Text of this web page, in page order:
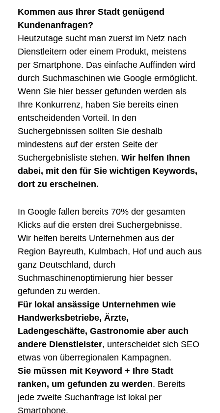
Kommen aus Ihrer Stadt genügend
Kundenanfragen?
Heutzutage sucht man zuerst im Netz nach
Dienstleitern oder einem Produkt, meistens
per Smartphone. Das einfache Auffinden wird
durch Suchmaschinen wie Google ermöglicht.
Wenn Sie hier besser gefunden werden als
Ihre Konkurrenz, haben Sie bereits einen
entscheidenden Vorteil. In den
Suchergebnissen sollten Sie deshalb
mindestens auf der ersten Seite der
Suchergebnisliste stehen. Wir helfen Ihnen
dabei, mit den für Sie wichtigen Keywords,
dort zu erscheinen.
In Google fallen bereits 70% der gesamten
Klicks auf die ersten drei Suchergebnisse.
Wir helfen bereits Unternehmen aus der
Region Bayreuth, Kulmbach, Hof und auch aus
ganz Deutschland, durch
Suchmaschinenoptimierung hier besser
gefunden zu werden.
Für lokal ansässige Unternehmen wie
Handwerksbetriebe, Ärzte,
Ladengeschäfte, Gastronomie aber auch
andere Dienstleister, unterscheidet sich SEO
etwas von überregionalen Kampagnen.
Sie müssen mit Keyword + Ihre Stadt
ranken, um gefunden zu werden. Bereits
jede zweite Suchanfrage ist lokal per
Smartphone.